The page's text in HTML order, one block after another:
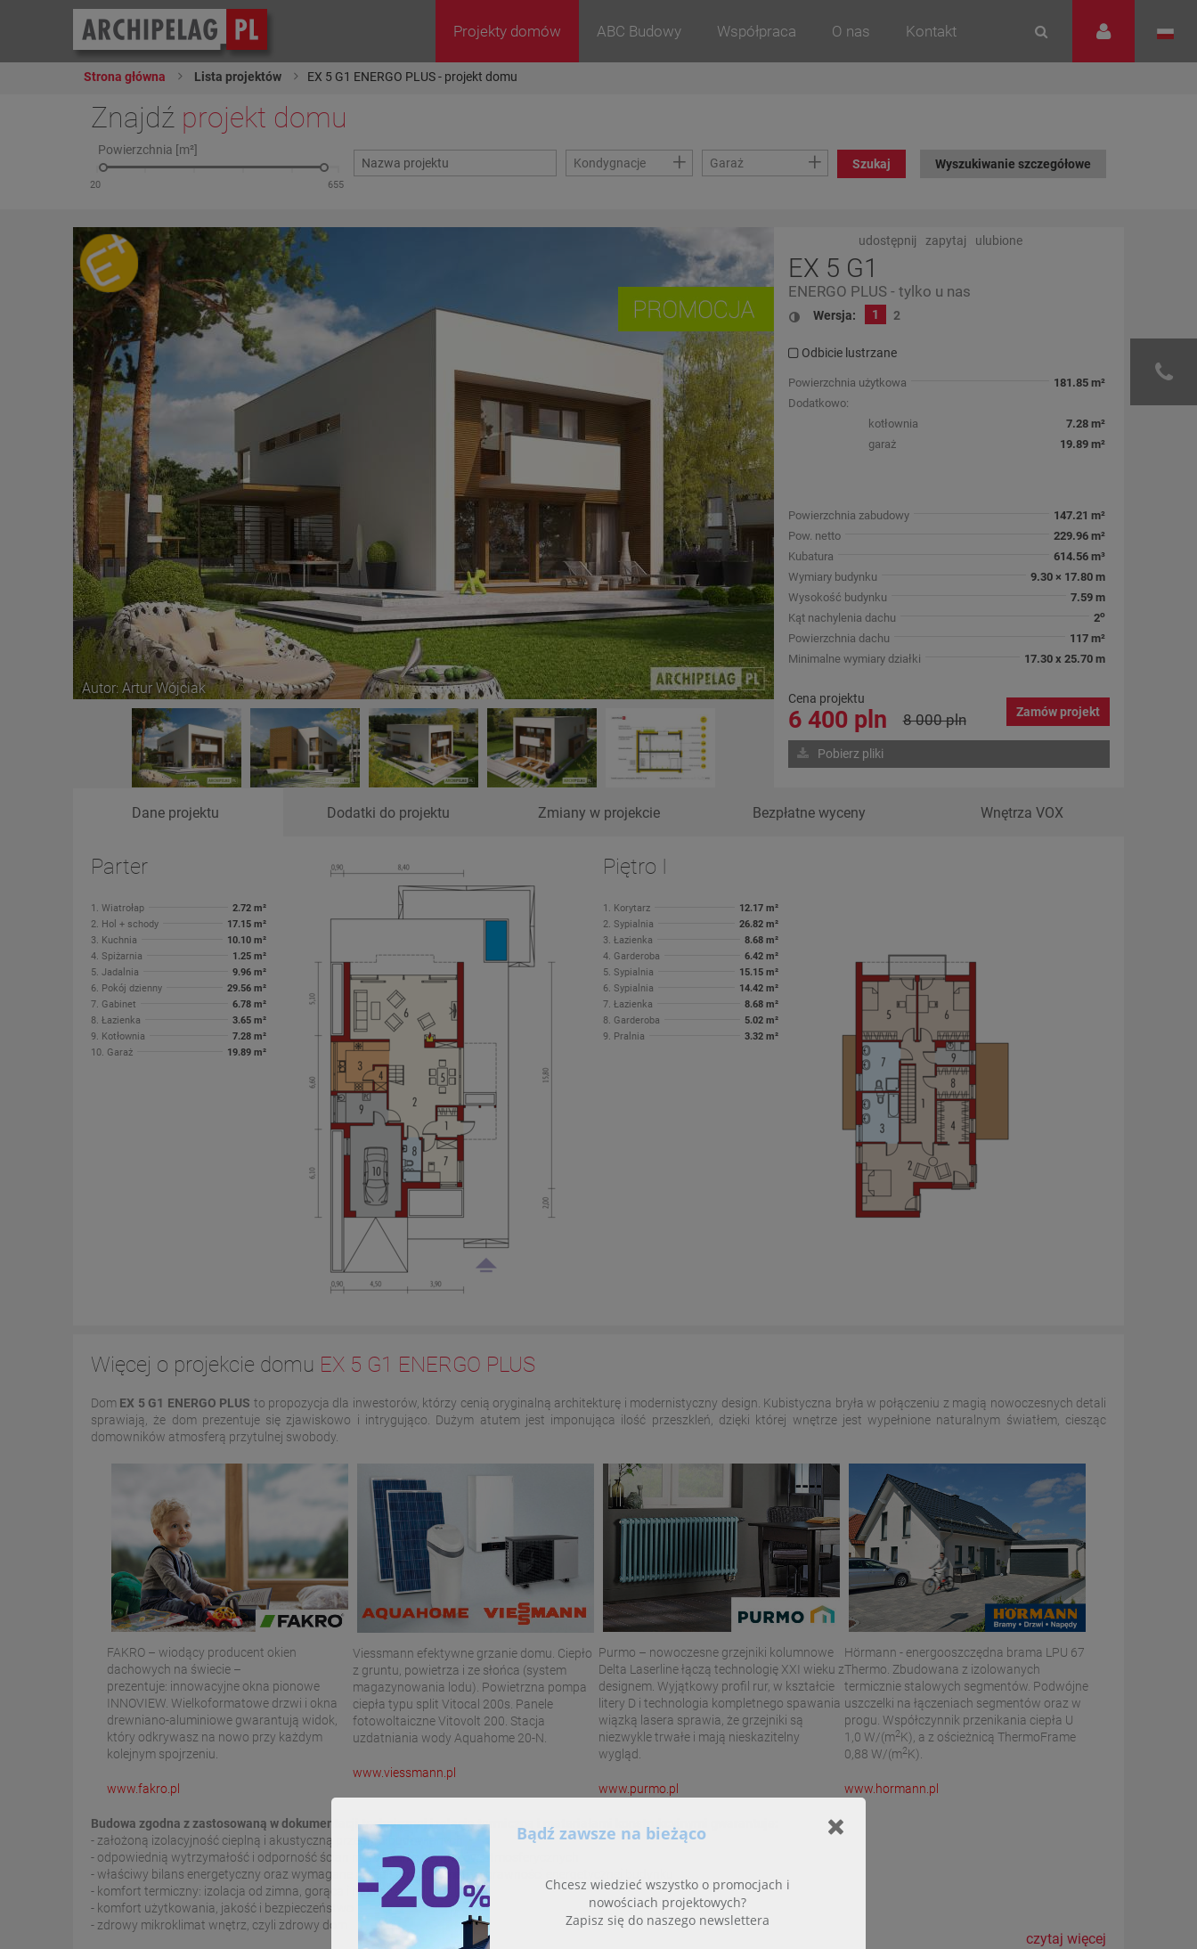
Projekty domów ABC Budowy Współpraca O nas Kontakt
Strona główna Lista projektów EX 5 G1 ENERGO PLUS - projekt domu
Znajdź projekt domu
Powierzchnia [m²]
Kondygnacje
+ Garaż + Szukaj Wyszukiwanie szczegółowe
Autor: Artur Wójciak
udostępnij zapytaj ulubione
EX 5 G1
ENERGO PLUS - tylko u nas
Wersja: 1 2
Odbicie lustrzane
Powierzchnia użytkowa
181.85 m²
Dodatkowo:
kotłownia
7.28 m²
garaż
19.89 m²
Powierzchnia zabudowy
147.21 m²
Pow. netto
229.96 m²
Kubatura
614.56 m³
Wymiary budynku
9.30 × 17.80 m
Wysokość budynku
7.59 m
Kąt nachylenia dachu
2o
Powierzchnia dachu
117 m²
Minimalne wymiary działki
17.30 x 25.70 m
Cena projektu
6 400 pln 8 000 pln Zamów projekt
Pobierz pliki
Dane projektu Dodatki do projektu Zmiany w projekcie Bezpłatne wyceny Wnętrza VOX
Parter
1. Wiatrołap
2.72 m²
2. Hol + schody
17.15 m²
3. Kuchnia
10.10 m²
4. Spiżarnia
1.25 m²
5. Jadalnia
9.96 m²
6. Pokój dzienny
29.56 m²
7. Gabinet
6.78 m²
8. Łazienka
3.65 m²
9. Kotłownia
7.28 m²
10. Garaż
19.89 m²
Piętro I
1. Korytarz
12.17 m²
2. Sypialnia
26.82 m²
3. Łazienka
8.68 m²
4. Garderoba
6.42 m²
5. Sypialnia
15.15 m²
6. Sypialnia
14.42 m²
7. Łazienka
8.68 m²
8. Garderoba
5.02 m²
9. Pralnia
3.32 m²
Więcej o projekcie domu EX 5 G1 ENERGO PLUS
Dom EX 5 G1 ENERGO PLUS to propozycja dla inwestorów, którzy cenią oryginalną architekturę i modernistyczny design. Kubistyczna bryła w połączeniu z magią nowoczesnych detali
sprawiają, że dom prezentuje się zjawiskowo i intrygująco. Dużym atutem jest imponująca ilość przeszkleń, dzięki której wnętrze jest wypełnione naturalnym światłem, ciesząc
domowników atmosferą przytulnej swobody.
FAKRO – wiodący producent okien
dachowych na świecie –
prezentuje: innowacyjne okna pionowe
INNOVIEW. Wielkoformatowe drzwi i okna
drewniano-aluminiowe gwarantują widok,
który odkrywasz na nowo przy każdym
kolejnym spojrzeniu.
www.fakro.pl
Viessmann efektywne grzanie domu. Ciepło
z gruntu, powietrza i ze słońca (system
magazynowania lodu). Powietrzna pompa
ciepła typu split Vitocal 200s. Panele
fotowoltaiczne Vitovolt 200. Stacja
uzdatniania wody Aquahome 20-N.
www.viessmann.pl
Purmo – nowoczesne grzejniki kolumnowe
Delta Laserline łączą technologię XXI wieku z
designem. Wyjątkowy profil rur, w kształcie
litery D i technologia kompletnego spawania
wiązką lasera sprawia, że grzejniki są
niezwykle trwałe i mają nieskazitelny
wygląd.
www.purmo.pl
Hörmann - energooszczędna brama LPU 67
Thermo. Zbudowana z izolowanych
termicznie stalowych segmentów. Podwójne
uszczelki na łączeniach segmentów oraz w
progu. Współczynnik przenikania ciepła U
1,0 W/(m2K), a z ościeżnicą ThermoFrame
0,88 W/(m2K).
www.hormann.pl
Budowa zgodna z zastosowaną w dokumentacji technicznej izolacją termiczną i materiałami konstrukcyjnymi gwarantuje:
- założoną izolacyjność cieplną i akustyczną przegród budowlanych
- odpowiednią wytrzymałość i odporność ścian na działanie czynników atmosferycznych
- właściwy bilans energetyczny oraz wymagane przepisami parametry sprawności energetycznej budynku
- komfort termiczny: izolacja od zimna, gorąca i hałasu
- komfort użytkowania, jakość i bezpieczeństwo
- zdrowy mikroklimat wnętrz, czyli zdrowy dom
czytaj więcej